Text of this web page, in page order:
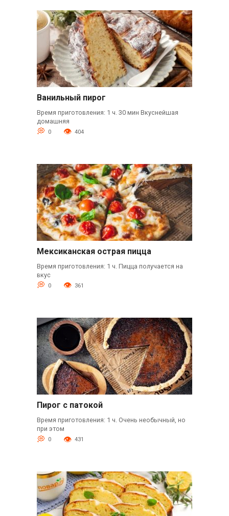
Ванильный пирог
Время приготовления: 1 ч. 30 мин Вкуснейшая
домашняя
0 404
Мексиканская острая пицца
Время приготовления: 1 ч. Пицца получается на
вкус
0 361
Пирог с патокой
Время приготовления: 1 ч. Очень необычный, но
при этом
0 431